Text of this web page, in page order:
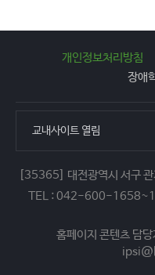
개인정보처리방침
장애
교내사이트열림
[35365] 대전광역시 서구
TEL : 042-600-
홈페이지 콘텐츠 담